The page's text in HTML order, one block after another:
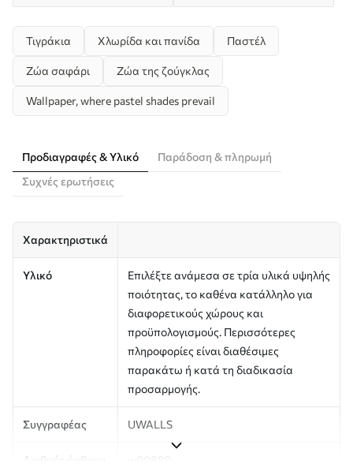
Τιγράκια Χλωρίδα και πανίδα Παστέλ
Ζώα σαφάρι Ζώα της ζούγκλας
Wallpaper, where pastel shades prevail
Προδιαγραφές & Υλικό
Παράδοση & πληρωμή
Συχνές ερωτήσεις
Χαρακτηριστικά
Υλικό
Επιλέξτε ανάμεσα σε τρία υλικά υψηλής
ποιότητας, το καθένα κατάλληλο για
διαφορετικούς χώρους και
προϋπολογισμούς. Περισσότερες
πληροφορίες είναι διαθέσιμες
παρακάτω ή κατά τη διαδικασία
προσαρμογής.
Συγγραφέας UWALLS
Αριθμός άρθρου